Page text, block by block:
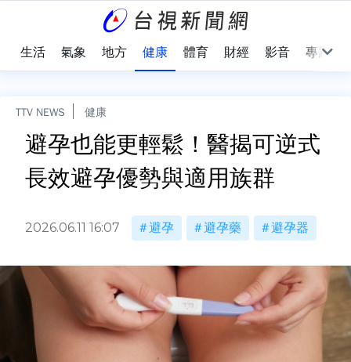
生活 氣象 地方 健康 體育 財經 影音 專題
TTV NEWS 健康
避孕也能更輕鬆！醫揭可逆式
長效避孕優勢與適用族群
2026.06.11 16:07 避孕 避孕藥 避孕器